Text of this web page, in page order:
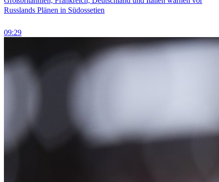
Russlands Plänen in Südossetien
09:29